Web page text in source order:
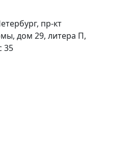
пр-кт
дом 29, литера П,
35